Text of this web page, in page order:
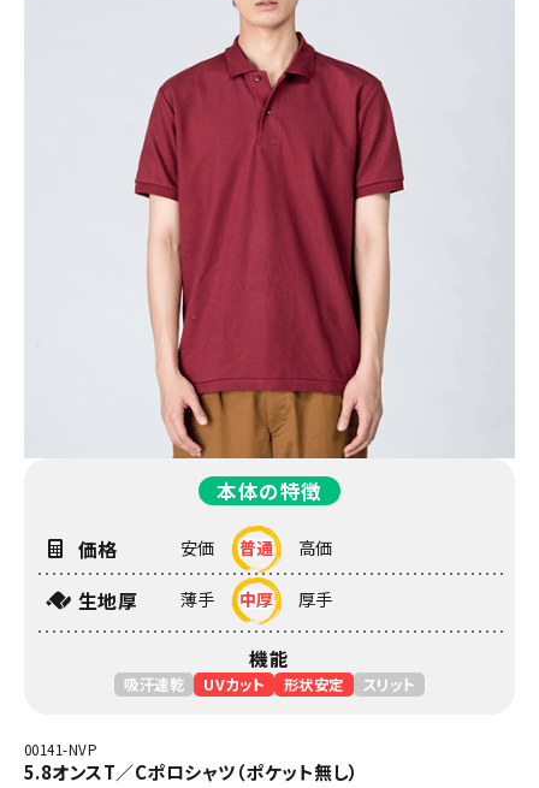
本体の特徴
価格 安価 普通 高価
生地厚 薄手 中厚 厚手
機能
吸汗速乾 UVカット 形状安定 スリット
00141-NVP
5.8オンスT／Cポロシャツ（ポケット無し）